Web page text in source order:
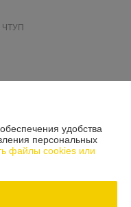
ЧТУП
района
удобства
персональных
файлы cookies или